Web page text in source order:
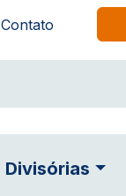
Contato
Divisórias